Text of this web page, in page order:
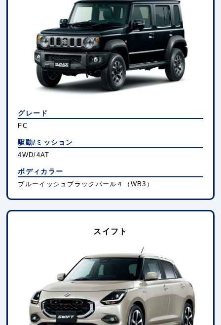
グレード
FC
駆動/ミッション
4WD/4AT
ボディカラー
ブルーイッシュブラックパール４（WB3）
スイフト